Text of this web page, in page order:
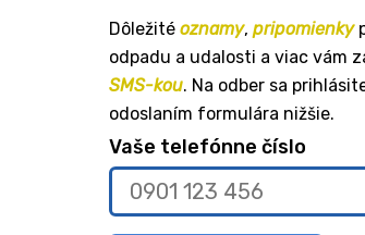
Dôležité oznamy, pripomienky
odpadu a udalosti a viac vám
SMS-kou. Na odber sa
odoslaním formulára nižšie.
Vaše telefónne číslo